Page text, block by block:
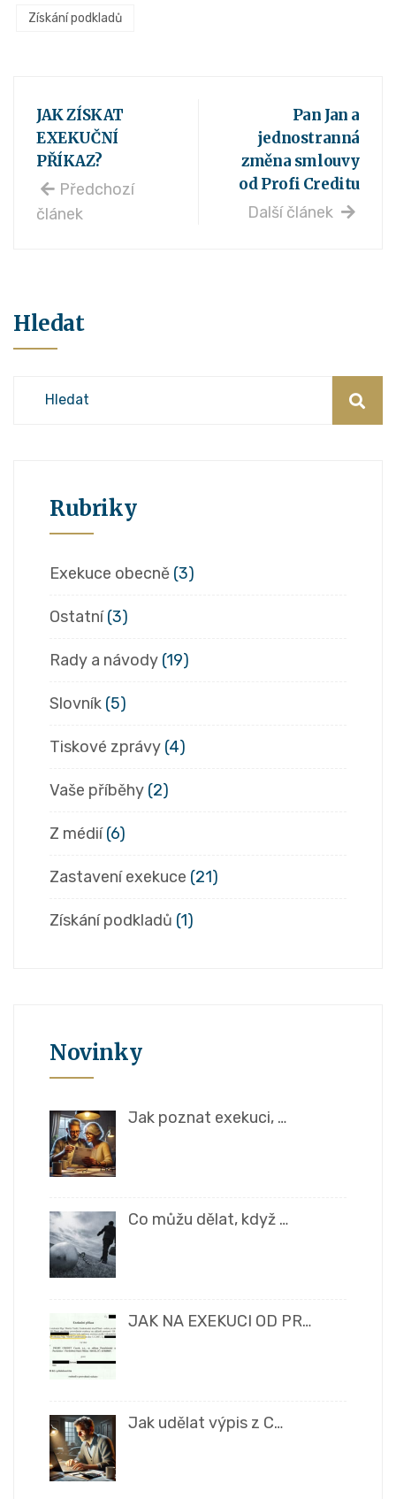
Získání podkladů
JAK ZÍSKAT
EXEKUČNÍ
PŘÍKAZ?
Předchozí
článek
Pan Jan a
jednostranná
změna smlouvy
od Profi Creditu
Další článek
Hledat
Rubriky
Exekuce obecně (3)
Ostatní(3)
Rady a návody (19)
Slovník (5)
Tiskové zprávy (4)
Vaše příběhy (2)
Z médií(6)
Zastavení exekuce (21)
Získání podkladů (1)
Novinky
Jak poznat exekuci, …
Co můžu dělat, když …
JAK NA EXEKUCI OD PR…
Jak udělat výpis z C…